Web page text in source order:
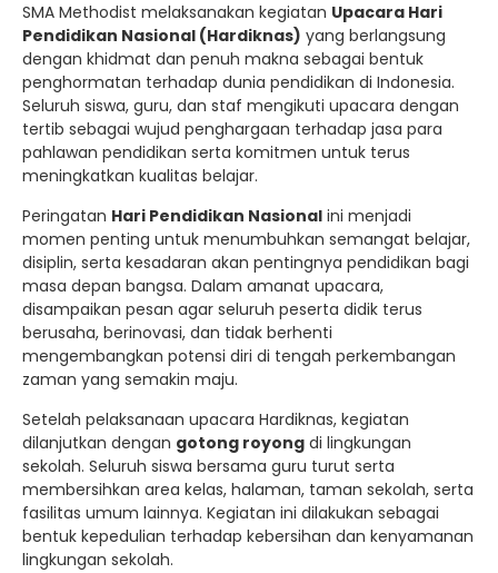
SMA Methodist melaksanakan kegiatan Upacara Hari
Pendidikan Nasional (Hardiknas) yang berlangsung
dengan khidmat dan penuh makna sebagai bentuk
penghormatan terhadap dunia pendidikan di Indonesia.
Seluruh siswa, guru, dan staf mengikuti upacara dengan
tertib sebagai wujud penghargaan terhadap jasa para
pahlawan pendidikan serta komitmen untuk terus
meningkatkan kualitas belajar.
Peringatan Hari Pendidikan Nasional ini menjadi
momen penting untuk menumbuhkan semangat belajar,
disiplin, serta kesadaran akan pentingnya pendidikan bagi
masa depan bangsa. Dalam amanat upacara,
disampaikan pesan agar seluruh peserta didik terus
berusaha, berinovasi, dan tidak berhenti
mengembangkan potensi diri di tengah perkembangan
zaman yang semakin maju.
Setelah pelaksanaan upacara Hardiknas, kegiatan
dilanjutkan dengan gotong royong di lingkungan
sekolah. Seluruh siswa bersama guru turut serta
membersihkan area kelas, halaman, taman sekolah, serta
fasilitas umum lainnya. Kegiatan ini dilakukan sebagai
bentuk kepedulian terhadap kebersihan dan kenyamanan
lingkungan sekolah.